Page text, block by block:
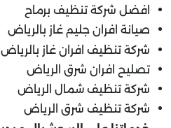
افضل شركة تنظيف برماح
صيانة افران جليم غاز بالرياض
شركة تنظيف افران غاز بالرياض
تصليح افران شرق الرياض
شركة تنظيف شمال الرياض
شركة تنظيف شرق الرياض